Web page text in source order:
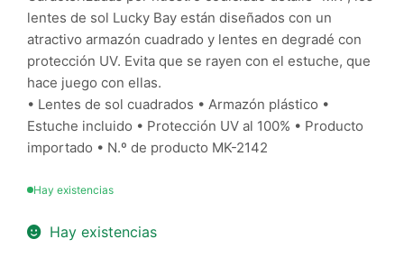
lentes de sol Lucky Bay están diseñados con un
atractivo armazón cuadrado y lentes en degradé con
protección UV. Evita que se rayen con el estuche, que
hace juego con ellas.
• Lentes de sol cuadrados • Armazón plástico •
Estuche incluido • Protección UV al 100% • Producto
importado • N.º de producto MK-2142
Hay existencias
Hay existencias